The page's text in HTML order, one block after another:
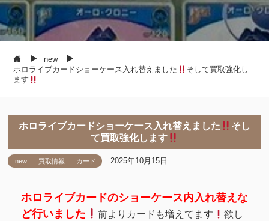
new
ホロライブカードショーケース入れ替えました
そして買取強化し
ます
ホロライブカードショーケース入れ替えました
そし
て買取強化します
new 買取情報 カード 2025年10月15日
ホロライブカードのショーケース内入れ替えな
ど行いました
前よりカードも増えてます
欲し